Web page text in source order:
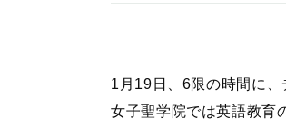
1月19日、6限の時間に、
女子聖学院では英語教育